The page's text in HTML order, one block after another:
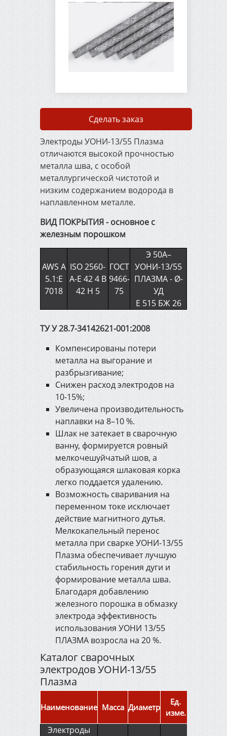
Проволока стальная ГОСТ
Сварочная проволока
ГОСТ 2246-70
Упаковочная
металлическая лента
Металлорежущий и
деревообрабатывающий
инструмент
Штукатурно-малярный
инструмент
Инженерная сантехника,
отопление и канализация
Электрика и освещение
Строительно-садовый
инвентарь
Электроинструмент
Измерительный и ручной
инструмент
Сварочное оборудование
Автоматические ворота и
видеонаблюдение
Спецодежда и средства
защиты
Импортный канат Usha
Martin
Сделать заказ
Электроды УОНИ-13/55 Плазма
отличаются высокой прочностью
металла шва, с особой
металлургической чистотой и
низким содержанием водорода в
наплавленном металле.
ВИД ПОКРЫТИЯ - основное с
железным порошком
AWS A
5.1:E
7018
ISO 2560-
А-E 42 4 В
42 Н 5
ГОСТ
9466-
75
Э 50А–
УОНИ-13/55
ПЛАЗМА - Ø-
УД
Е 515 БЖ 26
ТУ У 28.7-34142621-001:2008
Компенсированы потери
металла на выгорание и
разбрызгивание;
Снижен расход электродов на
10-15%;
Увеличена производительность
наплавки на 8–10 %.
Шлак не затекает в сварочную
ванну, формируется ровный
мелкочешуйчатый шов, а
образующаяся шлаковая корка
легко поддается удалению.
Возможность сваривания на
переменном токе исключает
действие магнитного дутья.
Мелкокапельный перенос
металла при сварке УОНИ-13/55
Плазма обеспечивает лучшую
стабильность горения дуги и
формирование металла шва.
Благодаря добавлению
железного порошка в обмазку
электрода эффективность
использования УОНИ 13/55
ПЛАЗМА возросла на 20 %.
Каталог сварочных
электродов УОНИ-13/55
Плазма
Наименование Масса Диаметр
Ед.
изме.
Электроды